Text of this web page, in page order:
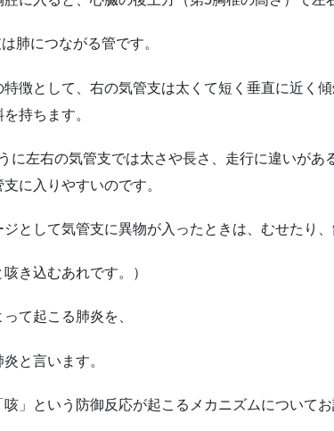
肺につながる管です。
特徴として、右の気管支は太くて短く垂直に近く
持ちます。
に左右の気管支では太さや長さ、走行に違いが
に入りやすいのです。
ジとして気管支に異物が入ったときは、むせたり
咳き込むあれです。）
て起こる肺炎を、
炎と言います。
咳」という防御反応が起こるメカニズムについてお